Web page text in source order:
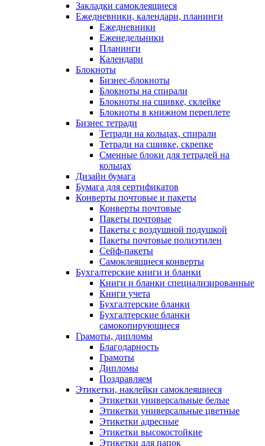
Закладки самоклеящиеся
Ежедневники, календари, планинги
Ежедневники
Еженедельники
Планинги
Календари
Блокноты
Бизнес-блокноты
Блокноты на спирали
Блокноты на сшивке, склейке
Блокноты в книжном переплете
Бизнес тетради
Тетради на кольцах, спирали
Тетради на сшивке, скрепке
Сменные блоки для тетрадей на
кольцах
Дизайн бумага
Бумага для сертификатов
Конверты почтовые и пакеты
Конверты почтовые
Пакеты почтовые
Пакеты с воздушной подушкой
Пакеты почтовые полиэтилен
Сейф-пакеты
Самоклеящиеся конверты
Бухгалтерские книги и бланки
Книги и бланки специализированные
Книги учета
Бухгалтерские бланки
Бухгалтерские бланки
самокопирующиеся
Грамоты, дипломы
Благодарность
Грамоты
Дипломы
Поздравляем
Этикетки, наклейки самоклеящиеся
Этикетки универсальные белые
Этикетки универсальные цветные
Этикетки адресные
Этикетки высокостойкие
Этикетки для папок